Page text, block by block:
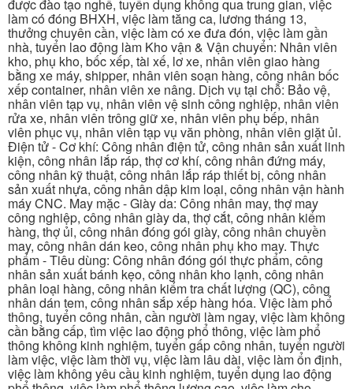
được đào tạo nghề, tuyển dụng không qua trung gian, việc
làm có đóng BHXH, việc làm tăng ca, lương tháng 13,
thưởng chuyên cần, việc làm có xe đưa đón, việc làm gần
nhà, tuyển lao động làm Kho vận & Vận chuyển: Nhân viên
kho, phụ kho, bốc xếp, tài xế, lơ xe, nhân viên giao hàng
bằng xe máy, shipper, nhân viên soạn hàng, công nhân bốc
xếp container, nhân viên xe nâng. Dịch vụ tại chỗ: Bảo vệ,
nhân viên tạp vụ, nhân viên vệ sinh công nghiệp, nhân viên
rửa xe, nhân viên trông giữ xe, nhân viên phụ bếp, nhân
viên phục vụ, nhân viên tạp vụ văn phòng, nhân viên giặt ủi.
Điện tử - Cơ khí: Công nhân điện tử, công nhân sản xuất linh
kiện, công nhân lắp ráp, thợ cơ khí, công nhân đứng máy,
công nhân kỹ thuật, công nhân lắp ráp thiết bị, công nhân
sản xuất nhựa, công nhân dập kim loại, công nhân vận hành
máy CNC. May mặc - Giày da: Công nhân may, thợ may
công nghiệp, công nhân giày da, thợ cắt, công nhân kiểm
hàng, thợ ủi, công nhân đóng gói giày, công nhân chuyền
may, công nhân dán keo, công nhân phụ kho may. Thực
phẩm - Tiêu dùng: Công nhân đóng gói thực phẩm, công
nhân sản xuất bánh kẹo, công nhân kho lạnh, công nhân
phân loại hàng, công nhân kiểm tra chất lượng (QC), công
nhân dán tem, công nhân sắp xếp hàng hóa. Việc làm phổ
thông, tuyển công nhân, cần người làm ngay, việc làm không
cần bằng cấp, tìm việc lao động phổ thông, việc làm phổ
thông không kinh nghiệm, tuyển gấp công nhân, tuyển người
làm việc, việc làm thời vụ, việc làm lâu dài, việc làm ổn định,
việc làm không yêu cầu kinh nghiệm, tuyển dụng lao động